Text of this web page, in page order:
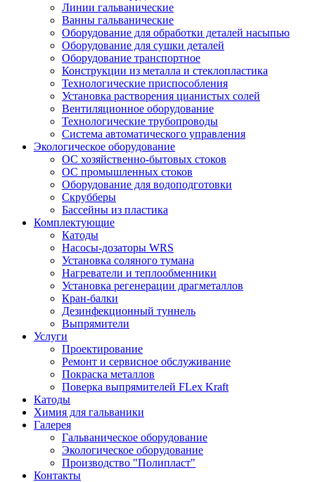
Линии гальванические
Ванны гальванические
Оборудование для обработки деталей насыпью
Оборудование для сушки деталей
Оборудование транспортное
Конструкции из металла и стеклопластика
Технологические приспособления
Установка растворения цианистых солей
Вентиляционное оборудование
Технологические трубопроводы
Система автоматического управления
Экологическое оборудование
ОС хозяйственно-бытовых стоков
ОС промышленных стоков
Оборудование для водоподготовки
Скрубберы
Бассейны из пластика
Комплектующие
Катоды
Насосы-дозаторы WRS
Установка соляного тумана
Нагреватели и теплообменники
Установка регенерации драгметаллов
Кран-балки
Дезинфекционный туннель
Выпрямители
Услуги
Проектирование
Ремонт и сервисное обслуживание
Покраска металлов
Поверка выпрямителей FLex Kraft
Катоды
Химия для гальваники
Галерея
Гальваническое оборудование
Экологическое оборудование
Производство "Полипласт"
Контакты